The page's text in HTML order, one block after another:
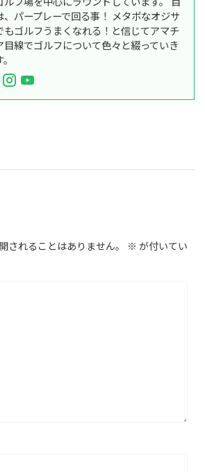
、パープレーで回る事！ メタボなオジサ
もゴルフうまくなれる！と信じてアマチ
目線でゴルフについて色々と綴っていき
されることはありません。 ※ が付いてい